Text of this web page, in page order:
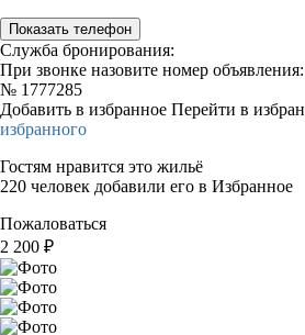
Показать телефон
Служба бронирования:
При звонке назовите номер объявления:
№ 1777285
Добавить в избранное Перейти в
избранного
Гостям нравится это жильё
220 человек добавили его в Избранное
Пожаловаться
2 200 ₽